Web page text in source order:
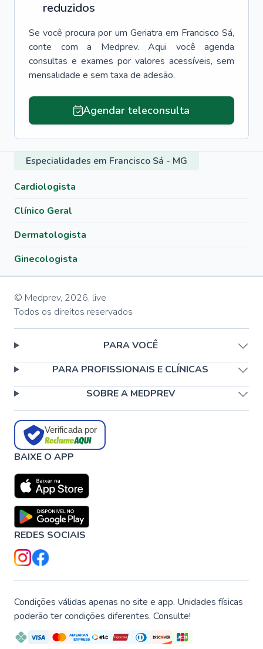
reduzidos
Se você procura por um Geriatra em Francisco Sá,
conte com a Medprev. Aqui você agenda
consultas e exames por valores acessíveis, sem
mensalidade e sem taxa de adesão.
Agendar teleconsulta
Especialidades em Francisco Sá - MG
Cardiologista
Clínico Geral
Dermatologista
Ginecologista
© Medprev, 2026, live
Todos os direitos reservados
PARA VOCÊ
PARA PROFISSIONAIS E CLÍNICAS
SOBRE A MEDPREV
Verificada por
BAIXE O APP
REDES SOCIAIS
Condições válidas apenas no site e app. Unidades físicas
poderão ter condições diferentes. Consulte!